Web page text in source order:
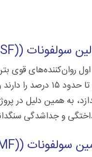
سولفونات (
روان‌کننده‌های قوی
توانایی کاهش
به همین دلیل در
و جداشدگی
سولفونات (